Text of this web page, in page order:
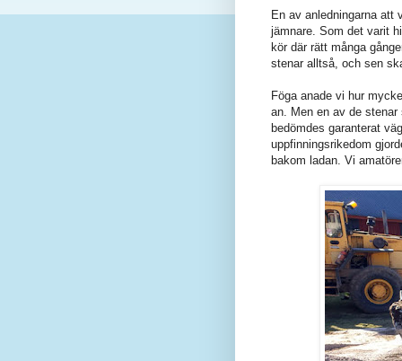
En av anledningarna att
jämnare. Som det varit
kör där rätt många
stenar alltså, och sen
Föga anade vi hur
an. Men en av de
bedömdes garanterat
uppfinningsrikedom
bakom ladan. Vi